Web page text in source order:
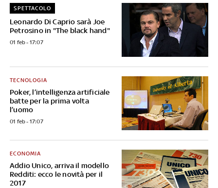
Leonardo Di Caprio sarà Joe
Petrosino in "The black hand"
SPETTACOLO
01 feb - 17:07
Poker, l’intelligenza artificiale
batte per la prima volta
l’uomo
TECNOLOGIA
01 feb - 17:07
Addio Unico, arriva il modello
Redditi: ecco le novità per il
2017
ECONOMIA